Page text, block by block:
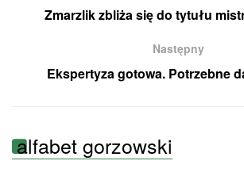
Zmarzlik zbliża się do tytułu
Następny
Ekspertyza gotowa. Potrzebne
alfabet gorzowski